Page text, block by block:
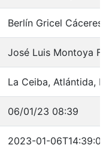
Berlín Gricel Cáceres
José Luis Montoya
La Ceiba, Atlántida,
06/01/23 08:39
2023-01-